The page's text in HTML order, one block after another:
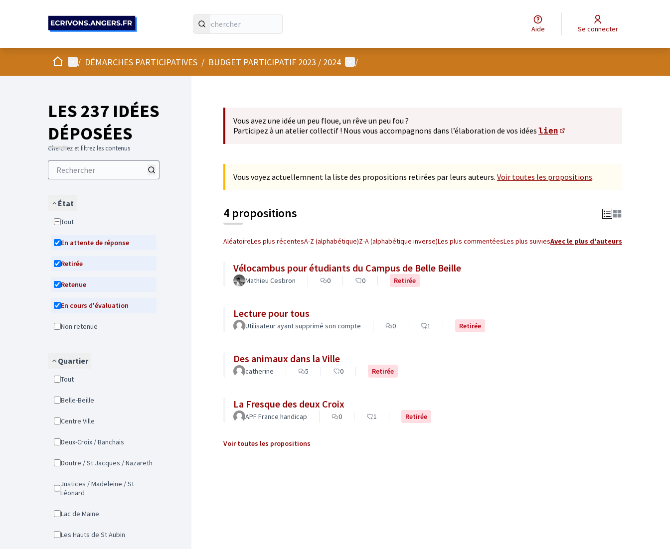
Aide Se connecter
AccueilMenu principal
/ DÉMARCHES PARTICIPATIVES / BUDGET PARTICIPATIF 2023 / 2024 Menu utilisateur
/
LES 237 IDÉES
DÉPOSÉES
Cherchez et filtrez les contenus
État
Tout
En attente de réponse
Retirée
Retenue
En cours d'évaluation
Non retenue
Quartier
Tout
Belle-Beille
Centre Ville
Deux-Croix / Banchais
Doutre / St Jacques / Nazareth
Justices / Madeleine / St
Léonard
Lac de Maine
Les Hauts de St Aubin
Vous avez une idée un peu floue, un rêve un peu fou ?
Participez à un atelier collectif ! Nous vous accompagnons dans l’élaboration de vos idées lien
Vous voyez actuellemnent la liste des propositions retirées par leurs auteurs. Voir toutes les propositions.
4 propositions
AléatoireLes plus récentesA-Z (alphabétique)Z-A (alphabétique inverse)Les plus commentéesLes plus suiviesAvec le plus d'auteurs
Vélocambus pour étudiants du Campus de Belle Beille
Mathieu Cesbron 0 0 Retirée
Lecture pour tous
Utilisateur ayant supprimé son compte 0 1 Retirée
Des animaux dans la Ville
catherine 5 0 Retirée
La Fresque des deux Croix
APF France handicap 0 1 Retirée
Voir toutes les propositions